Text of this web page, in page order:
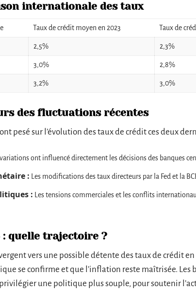
internationale des taux
Taux de crédit moyen en 2023 Taux de
2,5% 2,3%
3,0% 2,8%
3,2% 3,0%
des fluctuations récentes
pesé sur l’évolution des taux de crédit ces deux
ont influencé directement les décisions des banques
: Les modifications des taux directeurs par la Fed et la
: Les tensions commerciales et les conflits
: quelle trajectoire ?
vers une possible détente des taux de crédit
se confirme et que l’inflation reste maîtrisée. Les
une politique plus souple, pour soutenir